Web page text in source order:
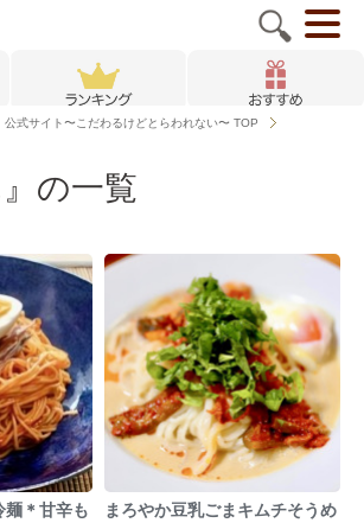
公式サイト〜こだわるけどとらわれない〜 TOP
』の一覧
麺＊甘辛も
まろやか豆乳ごまキムチそうめ